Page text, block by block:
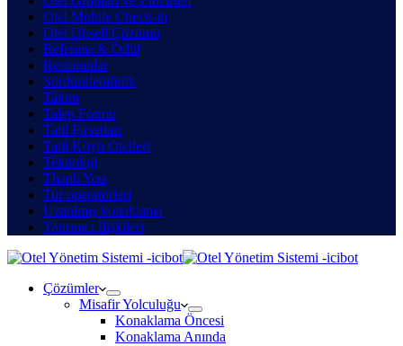
Otel Mobile Check-in
Otel Upsell Çözümü
Referans & Ödül
Restoranlar
Sürdürülebilirlik
Takım
Talep Formu
Tatil Fırsatları
Tatil Köyü Otelleri
Teknoloji
Thank You
Tur operatörleri
Uzatılmış konaklama
Yatırımcı İlişkileri
Çözümler
Misafir Yolculuğu
Konaklama Öncesi
Konaklama Anında